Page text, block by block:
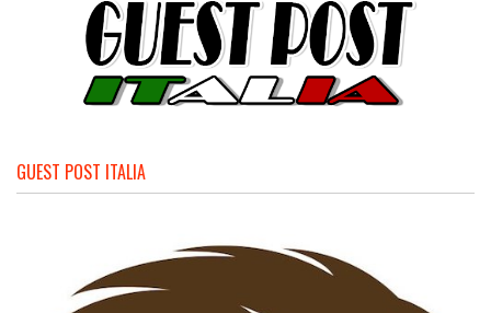
GUEST POST ITALIA